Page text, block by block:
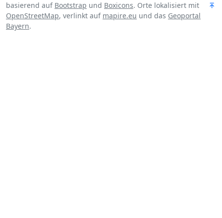
basierend auf Bootstrap und Boxicons. Orte lokalisiert mit
OpenStreetMap, verlinkt auf mapire.eu und das Geoportal
Bayern.